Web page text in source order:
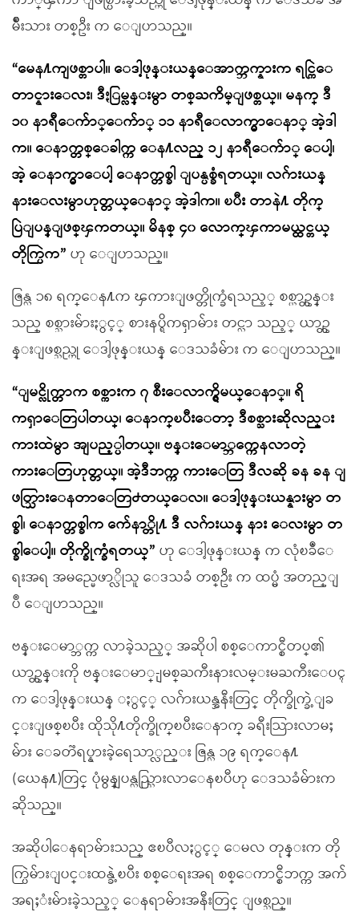
မ်ိဳးသား တစ္ဦး က ေျပာသည္။
“မေန႔ကျဖစ္တာပါ။ ေဒါ့ဖုန္းယန္ေအာက္ဘက္နားက ရင္ကြဲေ
တာင္နားေလး၊ ဒီႏြမ္လန္းမွာ တစ္ႀကိမ္ျဖစ္တယ္။ မနက္ ဒီ
၁၀ နာရီေက်ာ္ေက်ာ္ ၁၁ နာရီေလာက္မွာေနာ္ အဲ့ဒါ
က။ ေနာက္တစ္ေခါက္က ေန႔လည္ ၁၂ နာရီေက်ာ္ ေပါ့၊
အဲ့ ေနာက္မွာေပါ့ ေနာက္တစ္ခါ ျပန္ပစ္ခံရတယ္။ လဂ်ားယန္
နားေလးမွာဟုတ္တယ္ေနာ္ အဲ့ဒါက။ ၿပီး တာနဲ႔ တိုက္
ပြဲျပန္ျဖစ္ၾကတယ္။ မိနစ္ ၄၀ ေလာက္ၾကာမယ္ထင္တယ္
တိုက္ပြဲက” ဟု ေျပာသည္။
ဇြန္လ ၁၈ ရက္ေန႔က ၾကားျဖတ္တိုက္ခံရသည့္ စစ္ယာဥ္တန္း
သည္ စစ္သားမ်ားႏွင့္ စားနပ္ရိကၡာမ်ား တင္လာ သည့္ ယာဥ္တ
န္းျဖစ္သည္ဟု ေဒါ့ဖုန္းယန္ ေဒသခံမ်ား က ေျပာသည္။
“ျမင္လိုက္တာက စစ္ကားက ၇ စီးေလာက္ရွိမယ္ေနာ္။ ရိ
ကၡာေတြပါတယ္၊ ေနာက္ၿပီးေတာ့ ဒီစစ္သားဆိုလည္း
ကားထဲမွာ အျပည့္ပါတယ္။ ဗန္းေမာ္ဘက္ကေနလာတဲ့
ကားေတြဟုတ္တယ္။ အဲ့ဒီဘက္က ကားေတြ ဒီလဆို ခန ခန ျ
ဖတ္သြားေနတာေတြ႕တယ္ေလ။ ေဒါ့ဖုန္းယန္နားမွာ တ
စ္ခါ၊ ေနာက္တစ္ခါက က်ေနာ္တို႔ ဒီ လဂ်ားယန္ နား ေလးမွာ တ
စ္ခါေပါ့။ တိုက္ခိုက္ခံရတယ္” ဟု ေဒါ့ဖုန္းယန္ က လုံၿခဳံေ
ရးအရ အမည္မေဖာ္လိုသူ ေဒသခံ တစ္ဦး က ထပ္မံ အတည္ျ
ပဳ ေျပာသည္။
ဗန္းေမာ္ဘက္က လာခဲ့သည့္ အဆိုပါ စစ္ေကာင္စီတပ္၏
ယာဥ္တန္းကို ဗန္းေမာ္-ျမစ္ႀကီးနားလမ္းမႀကီးေပၚ
က ေဒါ့ဖုန္းယန္ ႏွင့္ လဂ်ားယန္အနီးတြင္ တိုက္ခိုက္ခဲ့ျခ
င္းျဖစ္ၿပီး ထိုသို႔တိုက္ခိုက္ၿပီးေနာက္ ခရီးသြားလာမႈ
မ်ား ေခတၱရပ္နားခဲ့ရေသာ္လည္း ဇြန္လ ၁၉ ရက္ေန႔
(ယေန႔)တြင္ ပုံမွန္ျပန္လည္သြားလာေနၿပီဟု ေဒသခံမ်ားက
ဆိုသည္။
အဆိုပါေနရာမ်ားသည္ ဧၿပီလႏွင့္ ေမလ တုန္းက တို
က္ပြဲမ်ားျပင္းထန္ခဲ့ၿပီး စစ္ေရးအရ စစ္ေကာင္စီဘက္က အက်
အရႈံးမ်ားခဲ့သည့္ ေနရာမ်ားအနီးတြင္ ျဖစ္သည္။